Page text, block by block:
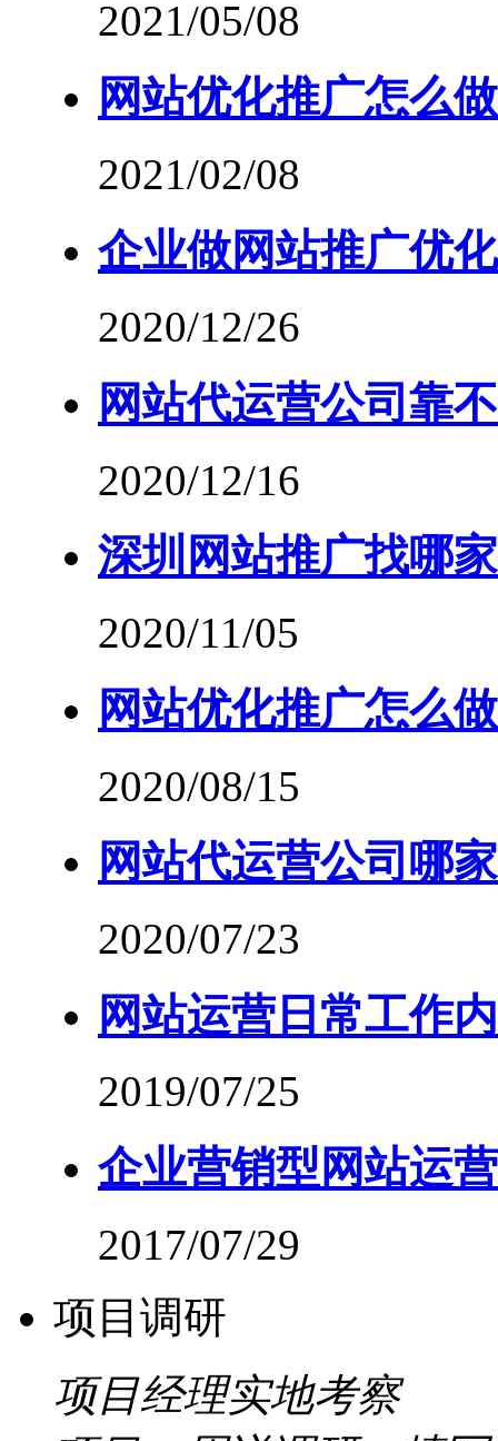
2021/05/08
网站优化推广怎么
2021/02/08
企业做网站推广优
2020/12/26
网站代运营公司靠
2020/12/16
深圳网站推广找哪
2020/11/05
网站优化推广怎么
2020/08/15
网站代运营公司哪
2020/07/23
网站运营日常工作
2019/07/25
企业营销型网站运
2017/07/29
项目调研
项目经理实地考察